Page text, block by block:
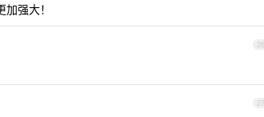
强大！
26
27